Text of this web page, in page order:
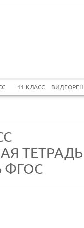
11 КЛАСС
ТЕТРАДЬ
ФГОС